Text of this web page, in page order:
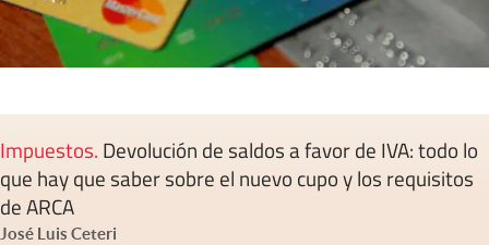
Impuestos. Devolución de saldos a favor de IVA: todo lo
que hay que saber sobre el nuevo cupo y los requisitos
de ARCA
José Luis Ceteri